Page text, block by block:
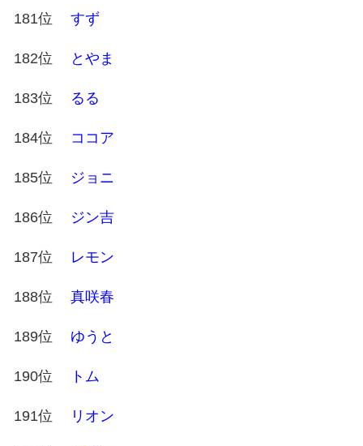
181位 すず
182位 とやま
183位 るる
184位 ココア
185位 ジョニ
186位 ジン吉
187位 レモン
188位 真咲春
189位 ゆうと
190位 トム
191位 リオン